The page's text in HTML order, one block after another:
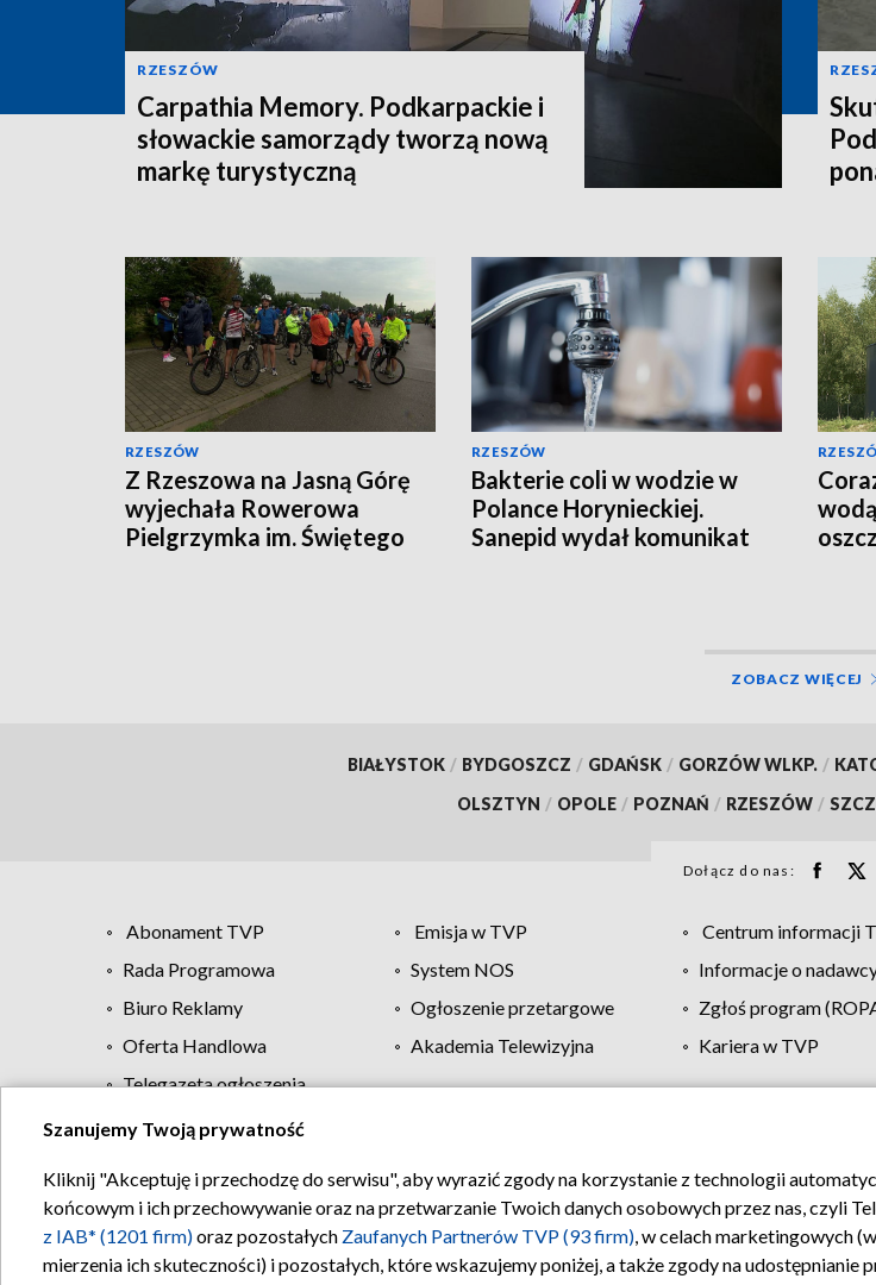
RZESZÓW
Carpathia Memory. Podkarpackie i
słowackie samorządy tworzą nową
markę turystyczną
RZESZÓW
Z Rzeszowa na Jasną Górę
wyjechała Rowerowa
Pielgrzymka im. Świętego
RZESZÓW
Bakterie coli w wodzie w
Polance Horynieckiej.
Sanepid wydał komunikat
ZOBACZ WIĘCEJ
BIAŁYSTOK / BYDGOSZCZ / GDAŃSK / GORZÓW WLKP. /
OLSZTYN / OPOLE / POZNAŃ / RZESZÓW /
Dołącz do nas:
Abonament TVP Emisja w TVP Centrum informacji
Rada Programowa
System NOS Informacje o
Biuro Reklamy
Ogłoszenie przetargowe Zgłoś program
Oferta Handlowa
Akademia Telewizyjna Kariera w TVP
Telegazeta ogłoszenia
Regulamin TVP Polityka prywatności Moje zgody
Szanujemy Twoją prywatność
Kliknij "Akceptuję i przechodzę do serwisu", aby wyrazić zgody na korzystanie z technologii
końcowym i ich przechowywanie oraz na przetwarzanie Twoich danych osobowych przez nas, czyli
z IAB* (1201 firm)oraz pozostałych Zaufanych Partnerów TVP (93 firm), w celach marketingowych
mierzenia ich skuteczności) i pozostałych, które wskazujemy poniżej, a także zgody na udostępnianie